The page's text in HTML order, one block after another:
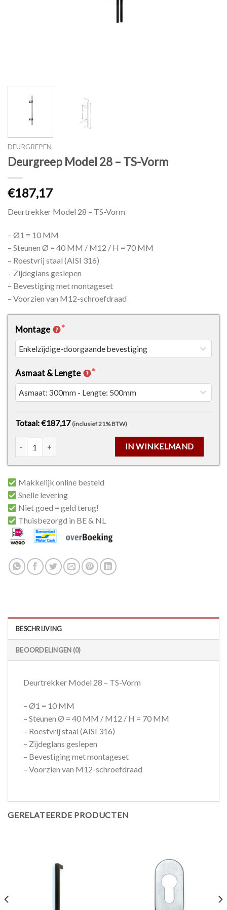
DEURGREPEN
Deurgreep Model 28 – TS-Vorm
€187,17
Deurtrekker Model 28 – TS-Vorm
– Ø1 = 10 MM
– Steunen Ø = 40 MM / M12 / H = 70 MM
– Roestvrij staal (AISI 316)
– Zijdeglans geslepen
– Bevestiging met montageset
– Voorzien van M12-schroefdraad
Montage
Asmaat & Lengte
Totaal: €187,17 (inclusief 21% BTW)
IN WINKELMAND
Deurgreep Model 28 - TS-Vorm aantal
Makkelijk online besteld
Snelle levering
Niet goed = geld terug!
Thuisbezorgd in BE & NL
BESCHRIJVING
BEOORDELINGEN (0)
Deurtrekker Model 28 – TS-Vorm
– Ø1 = 10 MM
– Steunen Ø = 40 MM / M12 / H = 70 MM
– Roestvrij staal (AISI 316)
– Zijdeglans geslepen
– Bevestiging met montageset
– Voorzien van M12-schroefdraad
GERELATEERDE PRODUCTEN